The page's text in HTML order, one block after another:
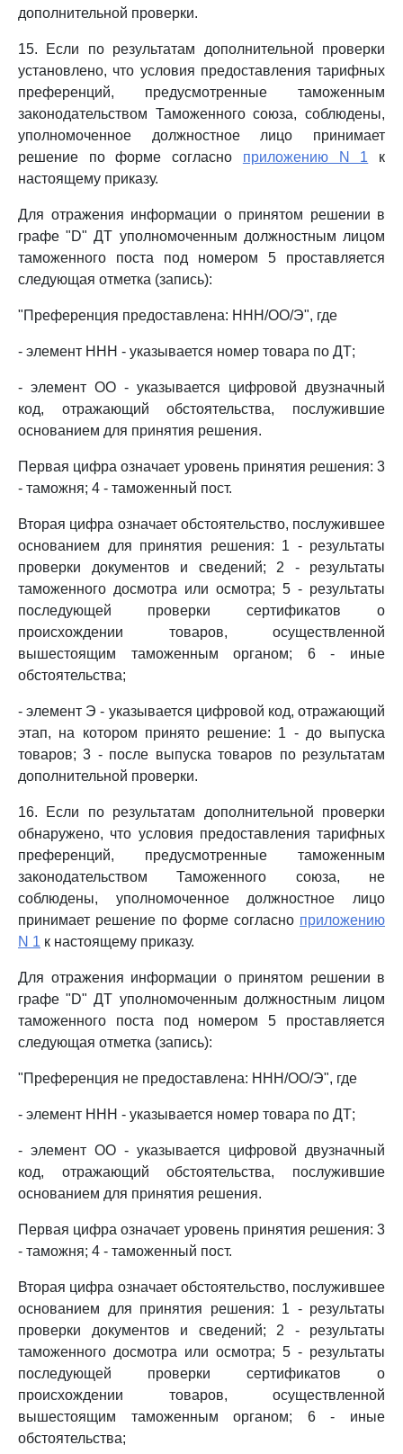
дополнительной проверки.
15. Если по результатам дополнительной проверки
установлено, что условия предоставления тарифных
преференций, предусмотренные таможенным
законодательством Таможенного союза, соблюдены,
уполномоченное должностное лицо принимает
решение по форме согласно приложению N 1 к
настоящему приказу.
Для отражения информации о принятом решении в
графе "D" ДТ уполномоченным должностным лицом
таможенного поста под номером 5 проставляется
следующая отметка (запись):
"Преференция предоставлена: ННН/ОО/Э", где
- элемент ННН - указывается номер товара по ДТ;
- элемент ОО - указывается цифровой двузначный
код, отражающий обстоятельства, послужившие
основанием для принятия решения.
Первая цифра означает уровень принятия решения: 3
- таможня; 4 - таможенный пост.
Вторая цифра означает обстоятельство, послужившее
основанием для принятия решения: 1 - результаты
проверки документов и сведений; 2 - результаты
таможенного досмотра или осмотра; 5 - результаты
последующей проверки сертификатов о
происхождении товаров, осуществленной
вышестоящим таможенным органом; 6 - иные
обстоятельства;
- элемент Э - указывается цифровой код, отражающий
этап, на котором принято решение: 1 - до выпуска
товаров; 3 - после выпуска товаров по результатам
дополнительной проверки.
16. Если по результатам дополнительной проверки
обнаружено, что условия предоставления тарифных
преференций, предусмотренные таможенным
законодательством Таможенного союза, не
соблюдены, уполномоченное должностное лицо
принимает решение по форме согласно приложению
N 1 к настоящему приказу.
Для отражения информации о принятом решении в
графе "D" ДТ уполномоченным должностным лицом
таможенного поста под номером 5 проставляется
следующая отметка (запись):
"Преференция не предоставлена: ННН/ОО/Э", где
- элемент ННН - указывается номер товара по ДТ;
- элемент ОО - указывается цифровой двузначный
код, отражающий обстоятельства, послужившие
основанием для принятия решения.
Первая цифра означает уровень принятия решения: 3
- таможня; 4 - таможенный пост.
Вторая цифра означает обстоятельство, послужившее
основанием для принятия решения: 1 - результаты
проверки документов и сведений; 2 - результаты
таможенного досмотра или осмотра; 5 - результаты
последующей проверки сертификатов о
происхождении товаров, осуществленной
вышестоящим таможенным органом; 6 - иные
обстоятельства;